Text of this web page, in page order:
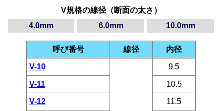
V規格の線径（断面の太さ）
4.0mm
6.0mm 10.0mm
呼び番号 線径 内径
V-10 9.5
V-11 10.5
V-12 11.5